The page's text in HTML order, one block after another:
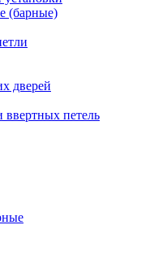
(барные)
дверей
петель